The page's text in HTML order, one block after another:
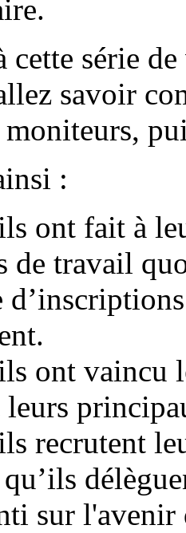
cette série
savoir
:
ont fait à
de travail
ont vaincu
leurs
recrutent
sur